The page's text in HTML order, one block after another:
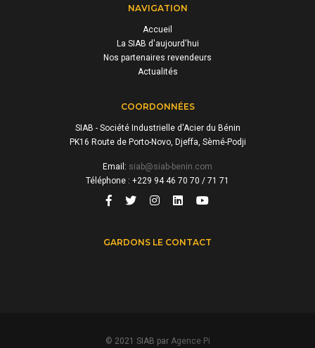
NAVIGATION
Accueil
La SIAB d'aujourd'hui
Nos partenaires revendeurs
Actualités
COORDONNÉES
SIAB - Société Industrielle d'Acier du Bénin
PK16 Route de Porto-Novo, Djeffa, Sèmé-Podji
Email: siab@siab-benin.com
Téléphone : +229 94 46 70 70 / 71 71
GARDONS LE CONTACT
© 2021 SIAB par Agence Pi